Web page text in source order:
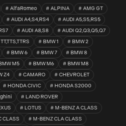
AlfaRomeo ALPINA
AMG GT
AUDI A4,S4,RS4
AUDI A5,S5,RS5
AUDI A8,S8
AUDI Q2,Q3,Q5,Q7
BMW 1
BMW 2
BMW 6 BMW 7
BMW 8
M5 BMW M6
BMW M8
Z4 CAMARO
CHEVROLET
HONDA CIVIC
HONDA S2000
LAND ROVER
LOTUS
M-BENZ A CLASS
CLASS
M-BENZ CLA CLASS